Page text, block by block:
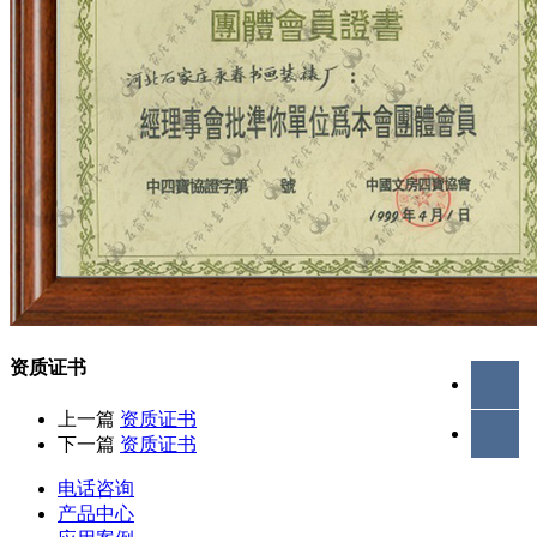
资质证书
上一篇 资质证书
下一篇 资质证书
电话咨询
产品中心